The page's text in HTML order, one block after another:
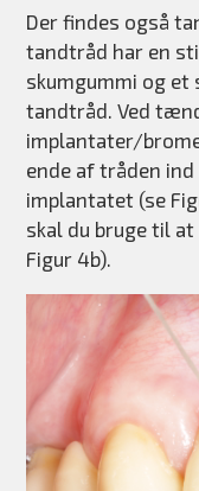
Der findes også
tandtråd har en
skumgummi og et
tandtråd. Ved
implantater/
ende af tråden
implantatet (se
skal du bruge til
Figur 4b).